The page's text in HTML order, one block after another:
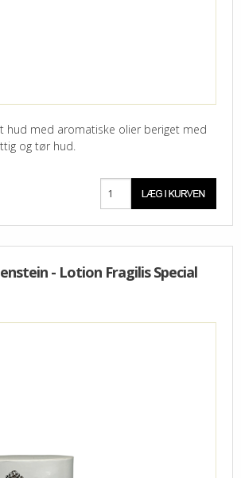
hud med aromatiske olier beriget med
og tør hud.
- Lotion Fragilis Special